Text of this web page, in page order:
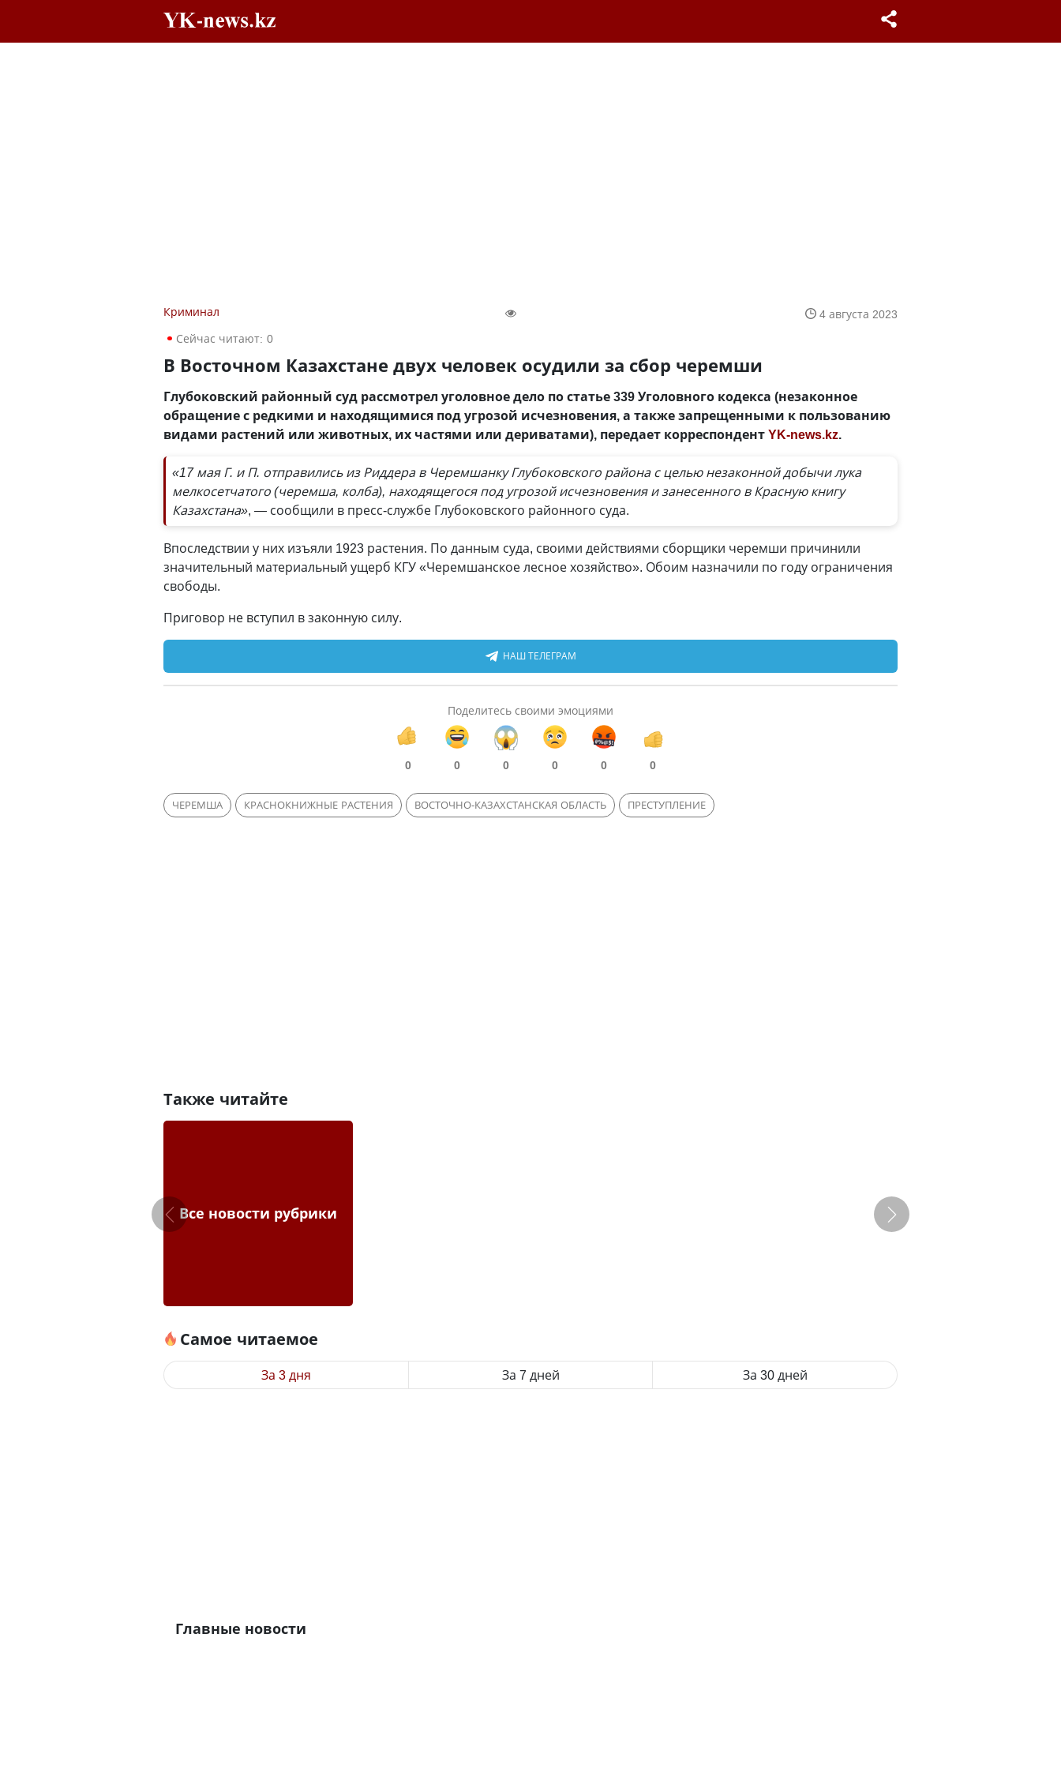
Криминал
4 августа 2023
Сейчас читают: 0
В Восточном Казахстане двух человек осудили за сбор черемши
Глубоковский районный суд рассмотрел уголовное дело по статье 339 Уголовного кодекса (незаконное
обращение с редкими и находящимися под угрозой исчезновения, а также запрещенными к пользованию
видами растений или животных, их частями или дериватами), передает корреспондентYK-news.kz.
«17 мая Г. и П. отправились из Риддера в Черемшанку Глубоковского района с целью незаконной добычи лука
мелкосетчатого (черемша, колба), находящегося под угрозой исчезновения и занесенного в Красную книгу
Казахстана», — сообщили в пресс-службе Глубоковского районного суда.
Впоследствии у них изъяли 1923 растения. По данным суда, своими действиями сборщики черемши причинили
значительный материальный ущерб КГУ «Черемшанское лесное хозяйство». Обоим назначили по году ограничения
свободы.
Приговор не вступил в законную силу.
НАШ ТЕЛЕГРАМ
Поделитесь своими эмоциями
0 0 0 0 0 0
ЧЕРЕМША КРАСНОКНИЖНЫЕ РАСТЕНИЯ ВОСТОЧНО-КАЗАХСТАНСКАЯ ОБЛАСТЬ ПРЕСТУПЛЕНИЕ
Также читайте
Все новости рубрики
Самое читаемое
За 3 дня За 7 дней За 30 дней
Главные новости